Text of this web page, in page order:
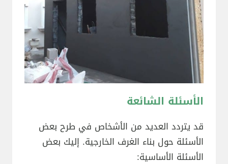
الأسئلة الشائعة
قد يتردد العديد من الأشخاص في طرح بعض
الأسئلة حول بناء الغرف الخارجية. إليك بعض
الأسئلة الأساسية: